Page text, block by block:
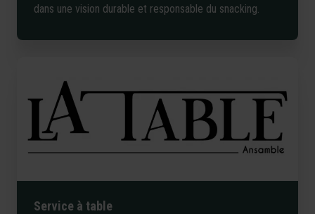
dans une vision durable et responsable du snacking.
Service à table